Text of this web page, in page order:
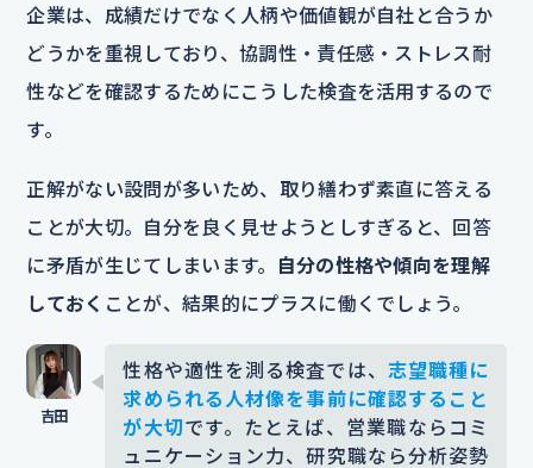
企業は、成績だけでなく人柄や価値観が自社と合うか
どうかを重視しており、協調性・責任感・ストレス耐
性などを確認するためにこうした検査を活用するので
す。
正解がない設問が多いため、取り繕わず素直に答える
ことが大切。自分を良く見せようとしすぎると、回答
に矛盾が生じてしまいます。
自分の性格や傾向を理解
しておく ことが、結果的にプラスに働くでしょう。
性格や適性を測る検査では、 志望職種に
求められる人材像を事前に確認すること
が大切です。たとえば、営業職ならコミ
ュニケーション力、研究職なら分析姿勢